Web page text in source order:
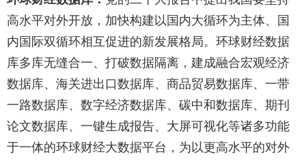
高水平对外开放，加快构建以国内大循环为主体、国
内国际双循环相互促进的新发展格局。环球财经数据
库多库无缝合一、打破数据隔离，建成融合宏观经济
数据库、海关进出口数据库、商品贸易数据库、一带
一路数据库、数字经济数据库、碳中和数据库、期刊
论文数据库、一键生成报告、大屏可视化等诸多功能
于一体的环球财经大数据平台，为以更高水平的对外